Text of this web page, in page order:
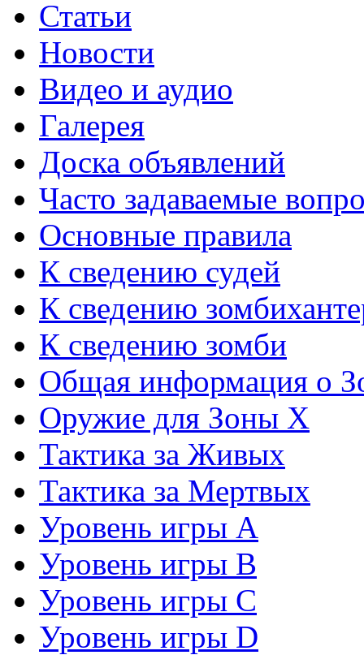
Статьи
Новости
Видео и аудио
Галерея
Доска объявлений
Часто задаваемые
Основные правила
К сведению судей
К сведению
К сведению зомби
Общая информация о
Оружие для Зоны Х
Тактика за Живых
Тактика за Мертвых
Уровень игры А
Уровень игры В
Уровень игры С
Уровень игры D